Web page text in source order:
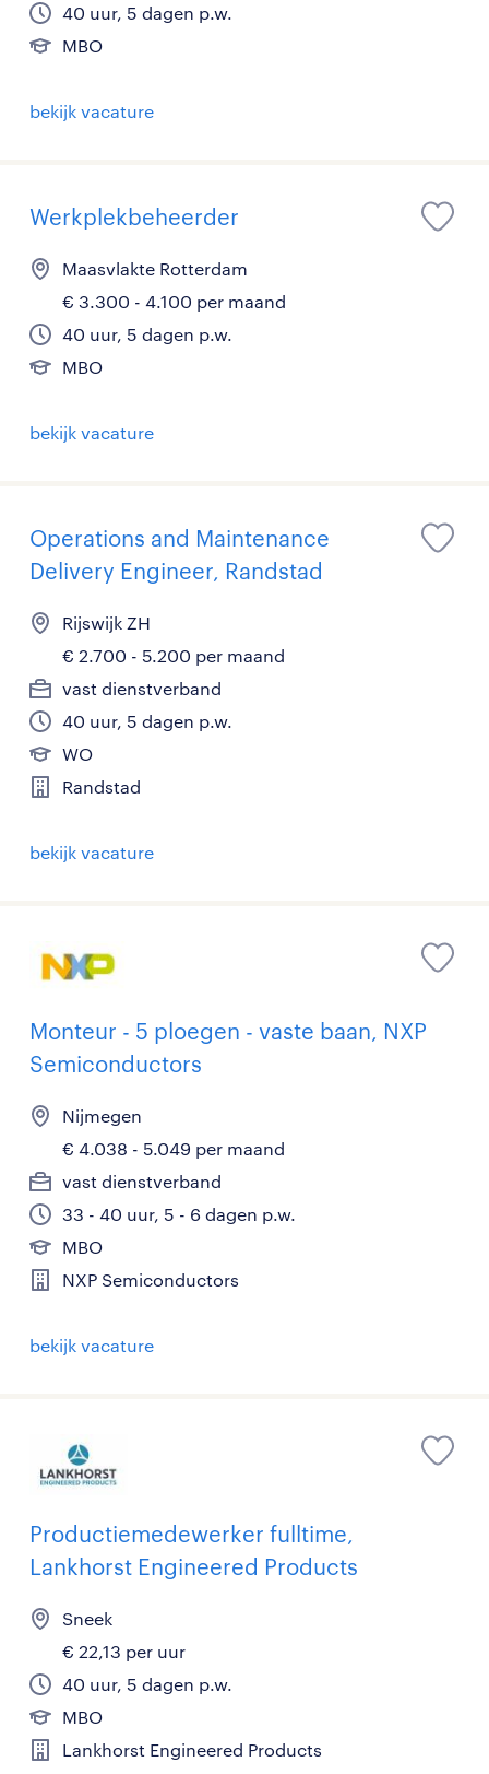
40 uur, 5 dagen p.w.
MBO
bekijk vacature
Werkplekbeheerder
Maasvlakte Rotterdam
€ 3.300 - 4.100 per maand
40 uur, 5 dagen p.w.
MBO
bekijk vacature
Operations and Maintenance
Delivery Engineer, Randstad
Rijswijk ZH
€ 2.700 - 5.200 per maand
vast dienstverband
40 uur, 5 dagen p.w.
WO
Randstad
bekijk vacature
Monteur - 5 ploegen - vaste baan, NXP
Semiconductors
Nijmegen
€ 4.038 - 5.049 per maand
vast dienstverband
33 - 40 uur, 5 - 6 dagen p.w.
MBO
NXP Semiconductors
bekijk vacature
Productiemedewerker fulltime,
Lankhorst Engineered Products
Sneek
€ 22,13 per uur
40 uur, 5 dagen p.w.
MBO
Lankhorst Engineered Products